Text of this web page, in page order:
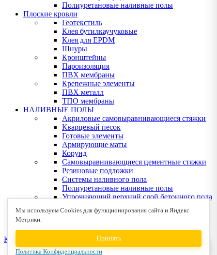
Полиуретановые наливные полы
Плоские кровли
Геотекстиль
Клея бутилкаучуковые
Клея для EPDM
Шнуры
Кронштейны
Пароизоляция
ПВХ мембраны
Крепежные элементы
ПВХ металл
ТПО мембраны
НАЛИВНЫЕ ПОЛЫ
Акриловые самовыравнивающиеся стяжки
Кварцевый песок
Готовые элементы
Армирующие маты
Корунд
Самовыравнивающиеся цементные стяжки
Резиновые подложки
Системы наливного пола
Полиуретановые наливные полы
Упрочняющий верхний слой бетонного пола
Клея для деревянных полов
КОНТАКТЫ
Мы используем Cookies для функционирования сайта и Яндекс
Метрики.
Принять
Политика Конфиденциальности